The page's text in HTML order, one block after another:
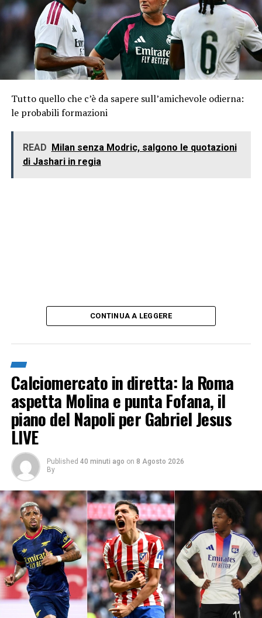
Tutto quello che c’è da sapere sull’amichevole odierna:
le probabili formazioni
READ Milan senza Modric, salgono le quotazioni
di Jashari in regia
CONTINUA A LEGGERE
Calciomercato in diretta: la Roma
aspetta Molina e punta Fofana, il
piano del Napoli per Gabriel Jesus
LIVE
Published 40 minuti ago on 8 Agosto 2026
By